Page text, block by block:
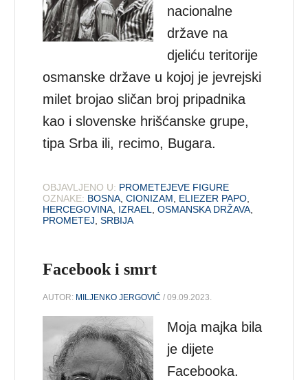
nacionalne
države na
djeliću teritorije
osmanske države u kojoj je jevrejski
milet brojao sličan broj pripadnika
kao i slovenske hrišćanske grupe,
tipa Srba ili, recimo, Bugara.
OBJAVLJENO U: PROMETEJEVE FIGURE
OZNAKE: BOSNA,CIONIZAM, ELIEZER PAPO,
HERCEGOVINA, IZRAEL,OSMANSKA DRŽAVA,
PROMETEJ,SRBIJA
Facebook i smrt
AUTOR: MILJENKO JERGOVIĆ / 09.09.2023.
Moja majka bila
je dijete
Facebooka.